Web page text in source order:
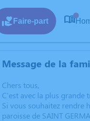
Faire-part
Message de la
Chers tous,
C'est avec la plus grande
Si vous souhaitez rendre
paroisse de SAINT